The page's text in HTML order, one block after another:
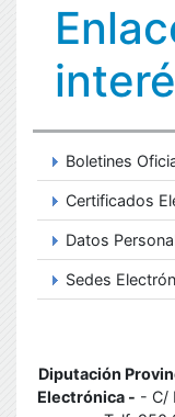
Boletines
Certificados
Datos
Sedes
Diputación
Electrónica - - C/